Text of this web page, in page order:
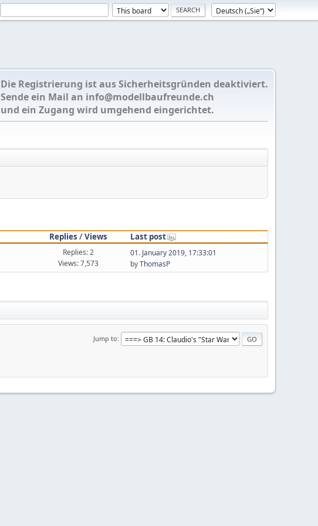
Die Registrierung ist aus Sicherheitsgründen deaktiviert.
Sende ein Mail an info@modellbaufreunde.ch
und ein Zugang wird umgehend eingerichtet.
Replies /Views
Last post
Replies: 2
Views: 7,573
01. January 2019, 17:33:01
byThomasP
Jump to